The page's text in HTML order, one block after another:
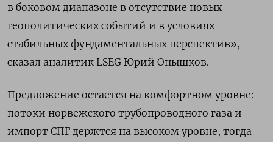
в боковом диапазоне в отсутствие новых
геополитических ​событий и в условиях
стабильных фундаментальных перспектив», -
сказал аналитик ‌LSEG Юрий Онышков.
Предложение остается на комфортном уровне:
потоки норвежского трубопроводного газа и
импорт СПГ держтся на ​высоком уровне, тогда ​